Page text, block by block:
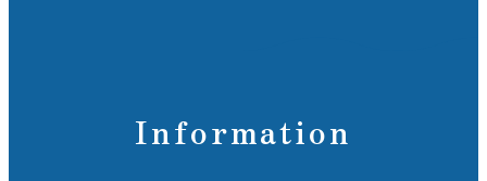
Information